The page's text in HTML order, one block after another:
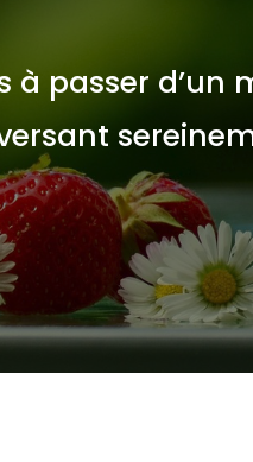
à passer